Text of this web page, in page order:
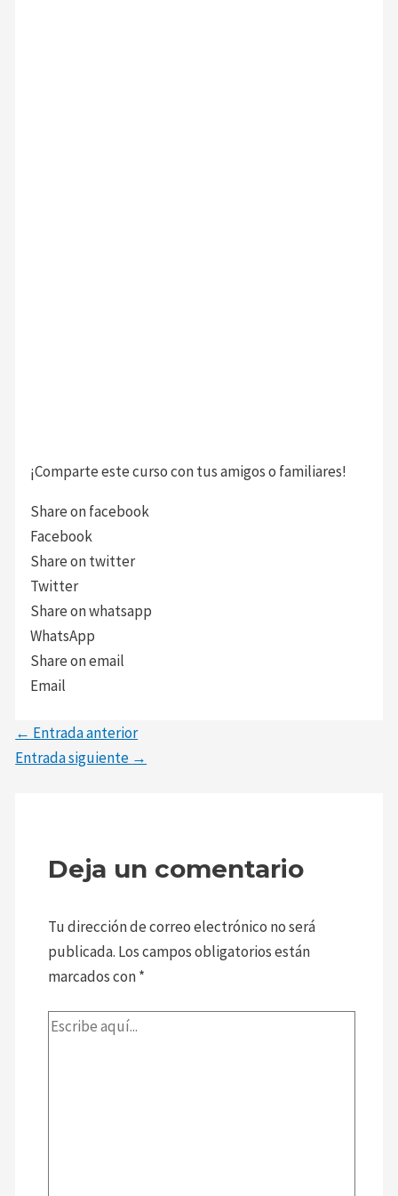
¡Comparte este curso con tus amigos o familiares!
Share on facebook
Facebook
Share on twitter
Twitter
Share on whatsapp
WhatsApp
Share on email
Email
← Entrada anterior
Entrada siguiente →
Deja un comentario
Tu dirección de correo electrónico no será
publicada. Los campos obligatorios están
marcados con*